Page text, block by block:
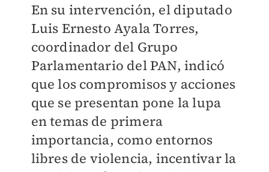
En su intervención, el diputado
Luis Ernesto Ayala Torres,
coordinador del Grupo
Parlamentario del PAN, indicó
que los compromisos y acciones
que se presentan pone la lupa
en temas de primera
importancia, como entornos
libres de violencia, incentivar la